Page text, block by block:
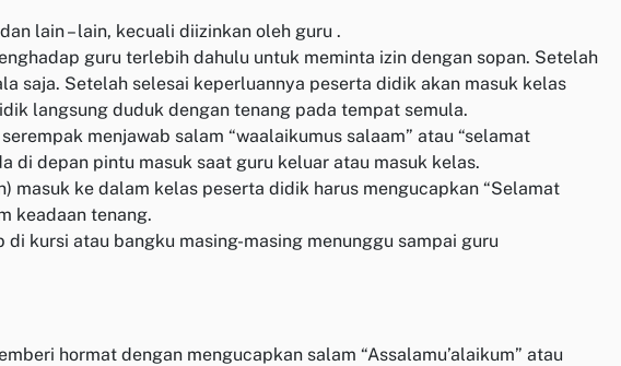
lain – lain, kecuali diizinkan oleh guru .
guru terlebih dahulu untuk meminta izin dengan sopan. Setelah
saja. Setelah selesai keperluannya peserta didik akan masuk kelas
langsung duduk dengan tenang pada tempat semula.
menjawab salam “waalaikumus salaam” atau “selamat
di depan pintu masuk saat guru keluar atau masuk kelas.
masuk ke dalam kelas peserta didik harus mengucapkan “Selamat
keadaan tenang.
kursi atau bangku masing-masing menunggu sampai guru
hormat dengan mengucapkan salam “Assalamu’alaikum” atau